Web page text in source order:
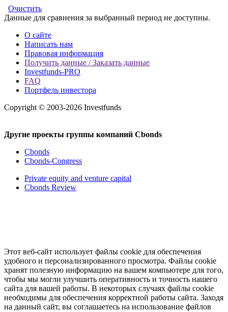
Очистить
Данные для сравнения за выбранный период не доступны.
О сайте
Написать нам
Правовая информация
Получить данные / Заказать данные
Investfunds-PRO
FAQ
Портфель инвестора
Copyright © 2003-2026 Investfunds
Другие проекты группы компаний Cbonds
Cbonds
Cbonds-Congress
Private equity and venture capital
Cbonds Review
Этот веб-сайт использует файлы cookie для обеспечения
удобного и персонализированного просмотра. Файлы cookie
хранят полезную информацию на вашем компьютере для того,
чтобы мы могли улучшить оперативность и точность нашего
сайта для вашей работы. В некоторых случаях файлы cookie
необходимы для обеспечения корректной работы сайта. Заходя
на данный сайт, вы соглашаетесь на использование файлов